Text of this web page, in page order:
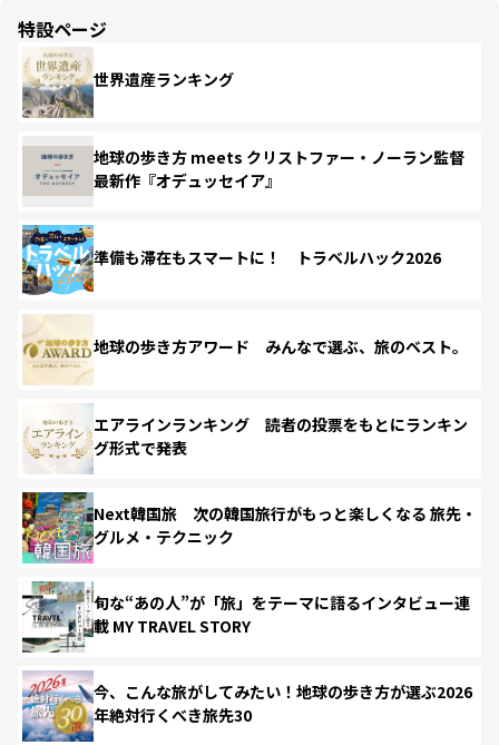
特設ページ
世界遺産ランキング
地球の歩き方 meets クリストファー・ノーラン監督
最新作『オデュッセイア』
準備も滞在もスマートに！ トラベルハック2026
地球の歩き方アワード みんなで選ぶ、旅のベスト。
エアラインランキング 読者の投票をもとにランキン
グ形式で発表
Next韓国旅 次の韓国旅行がもっと楽しくなる 旅先・
グルメ・テクニック
旬な“あの人”が「旅」をテーマに語るインタビュー連
載 MY TRAVEL STORY
今、こんな旅がしてみたい！地球の歩き方が選ぶ2026
年絶対行くべき旅先30